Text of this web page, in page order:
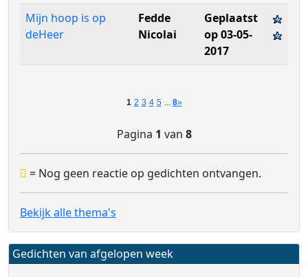
Mijn hoop is op
deHeer
Fedde
Nicolai
Geplaatst
op 03-05-
2017
1 2 3 4 5 ... 8»
Pagina 1 van 8
= Nog geen reactie op gedichten ontvangen.
Bekijk alle thema's
Gedichten van afgelopen week